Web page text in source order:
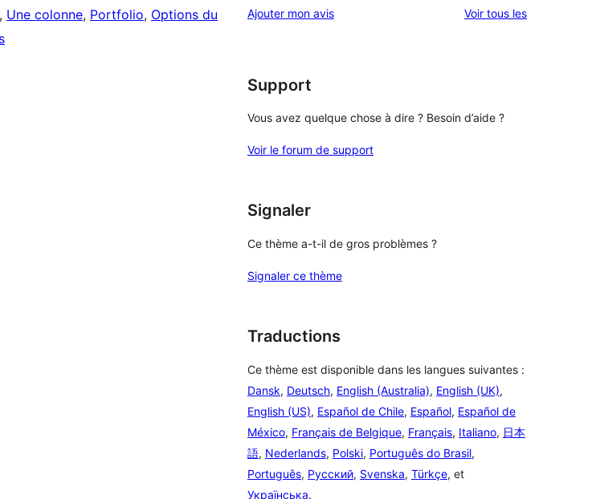
, Une colonne, Portfolio, Options du
étoile
2
à
Ajouter mon avis Voir tous lesavis
Support
Vous avez quelque chose à dire ? Besoin d’aide ?
Voir le forum de support
Signaler
Ce thème a-t-il de gros problèmes ?
Signaler ce thème
Traductions
Ce thème est disponible dans les langues suivantes :
Dansk, Deutsch, English (Australia), English (UK),
English (US), Español de Chile, Español, Español de
México, Français de Belgique, Français, Italiano, 日本
語, Nederlands, Polski, Português do Brasil,
Português, Русский, Svenska, Türkçe, et
Українська.